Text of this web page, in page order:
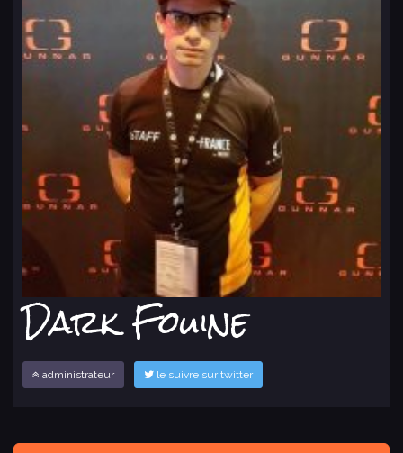
Dark Fouine
administrateur le suivre sur twitter